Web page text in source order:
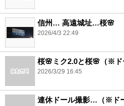
信州… 高遠城址…桜🌸
2026/4/3 22:49
桜🌸ミク2.0と桜🌸（※ド
2026/3/29 16:45
連休ドール撮影…（※ド